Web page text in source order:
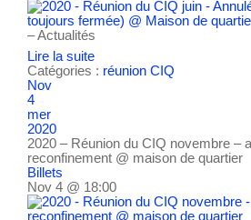
– Actualités
Lire la suite
Catégories : réunion CIQ
Nov
4
mer
2020
2020 – Réunion du CIQ novembre –
reconfinement @ maison de quartier
Billets
Nov 4 @ 18:00